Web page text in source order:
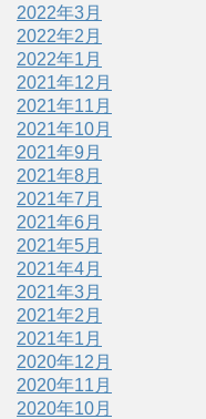
2022年3月
2022年2月
2022年1月
2021年12月
2021年11月
2021年10月
2021年9月
2021年8月
2021年7月
2021年6月
2021年5月
2021年4月
2021年3月
2021年2月
2021年1月
2020年12月
2020年11月
2020年10月